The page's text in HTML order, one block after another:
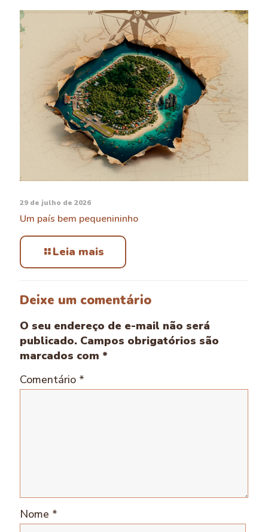
29 de julho de 2026
Um país bem pequenininho
Leia mais
Deixe um comentário
O seu endereço de e-mail não será
publicado. Campos obrigatórios são
marcados com *
Comentário *
Nome *